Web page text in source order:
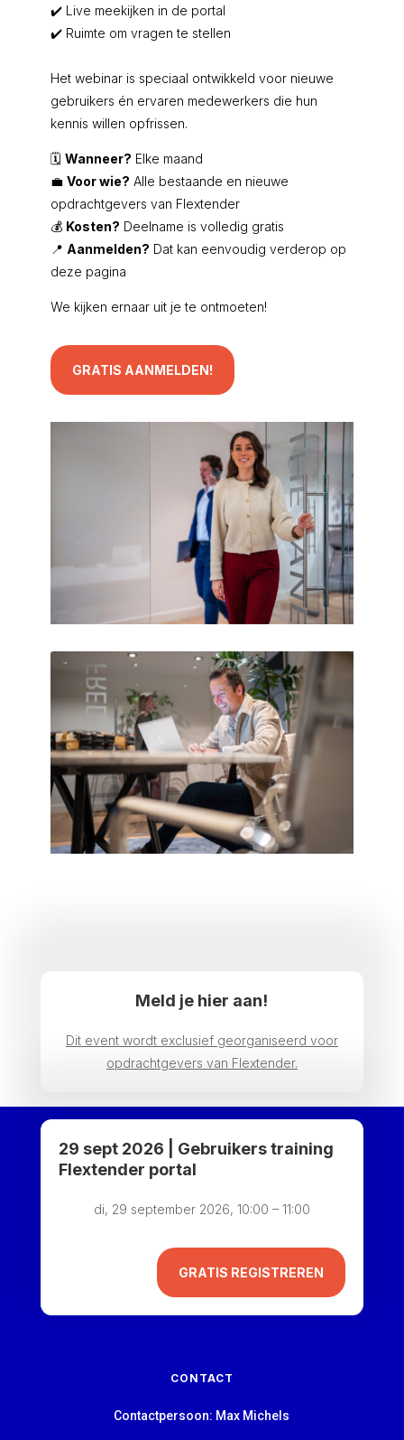
✔️ Live meekijken in de portal
✔️ Ruimte om vragen te stellen
Het webinar is speciaal ontwikkeld voor nieuwe
gebruikers én ervaren medewerkers die hun
kennis willen opfrissen.
🗓️ Wanneer? Elke maand
💼 Voor wie? Alle bestaande en nieuwe
opdrachtgevers van Flextender
💰 Kosten? Deelname is volledig gratis
📍 Aanmelden? Dat kan eenvoudig verderop op
deze pagina
We kijken ernaar uit je te ontmoeten!
GRATIS AANMELDEN!
Meld je hier aan!
Dit event wordt exclusief georganiseerd voor
opdrachtgevers van Flextender.
29 sept 2026 | Gebruikers training
Flextender portal
di, 29 september 2026, 10:00 – 11:00
GRATIS REGISTREREN
CONTACT
Contactpersoon: Max Michels